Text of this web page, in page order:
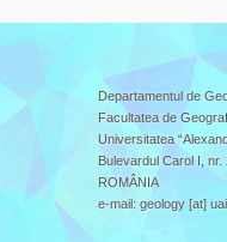
Departamentul de
Facultatea de
Universitatea
Bulevardul Carol I, nr.
ROMÂNIA
e-mail: geology [at]